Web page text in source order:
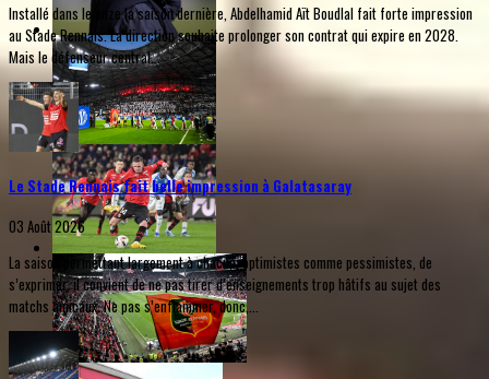
Installé dans le onze la saison dernière, Abdelhamid Aït Boudlal fait forte impression
au Stade Rennais. La direction souhaite prolonger son contrat qui expire en 2028.
Mais le défenseur central...
Le Stade Rennais fait belle impression à Galatasaray
03 Août 2026
La saison permettant largement à chacun, optimistes comme pessimistes, de
s’exprimer, il convient de ne pas tirer d’enseignements trop hâtifs au sujet des
matchs amicaux. Ne pas s’enflammer, donc,...